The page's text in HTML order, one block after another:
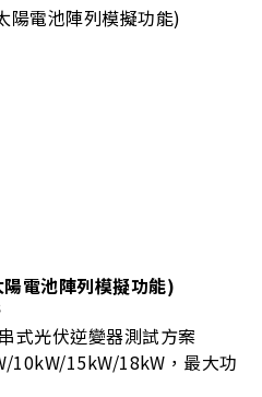
電池陣列模擬功能)
式光伏逆變器測試方案
10kW/15kW/18kW，最大功